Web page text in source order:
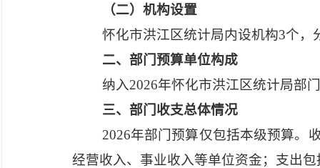
（二）机构设置
怀化市洪江区统计局内设机构3个，
二、部门预算单位构成
纳入2026年怀化市洪江区统计局部
三、部门收支总体情况
2026年部门预算仅包括本级预算。
经营收入、事业收入等单位资金；支出